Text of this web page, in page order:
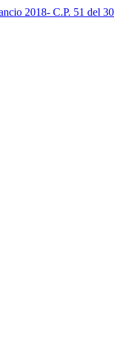
2018- C.P. 51 del